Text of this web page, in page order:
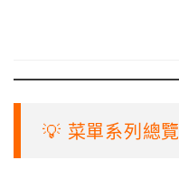
💡 菜單系列總覽